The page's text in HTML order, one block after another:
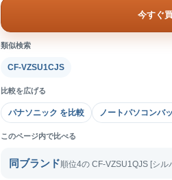
今すぐ
類似検索
CF-VZSU1CJS
比較を広げる
パナソニック を比較 ノートパソコンバ
このページ内で比べる
同ブランド 順位4の CF-VZSU1QJS [シル